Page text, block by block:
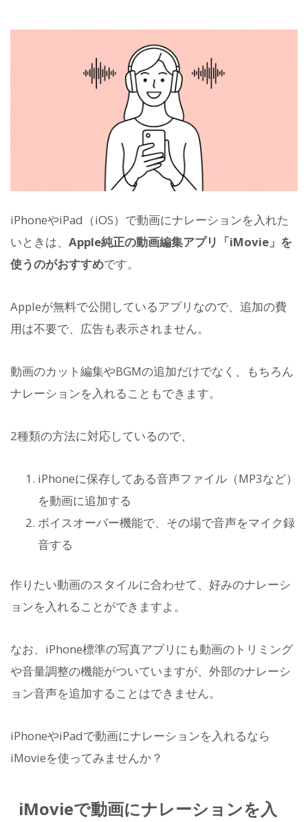
iPhoneやiPad（iOS）で動画にナレーションを入れた
いときは、 Apple純正の動画編集アプリ「iMovie」を
使うのがおすすめです。
Appleが無料で公開しているアプリなので、追加の費
用は不要で、広告も表示されません。
動画のカット編集やBGMの追加だけでなく、もちろん
ナレーションを入れることもできます。
2種類の方法に対応しているので、
iPhoneに保存してある音声ファイル（MP3など）
を動画に追加する
ボイスオーバー機能で、その場で音声をマイク録
音する
作りたい動画のスタイルに合わせて、好みのナレーシ
ョンを入れることができますよ。
なお、iPhone標準の写真アプリにも動画のトリミング
や音量調整の機能がついていますが、外部のナレーシ
ョン音声を追加することはできません。
iPhoneやiPadで動画にナレーションを入れるなら
iMovieを使ってみませんか？
iMovieで動画にナレーションを入